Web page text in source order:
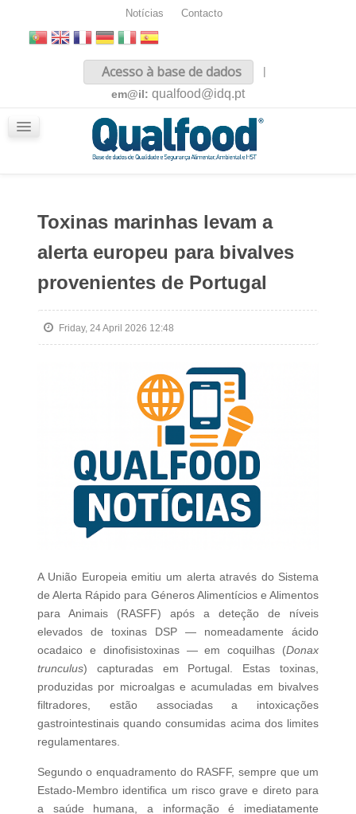
Notícias Contacto
Acesso à base de dados
|
em@il: qualfood@idq.pt
Toxinas marinhas levam a
alerta europeu para bivalves
provenientes de Portugal
Friday, 24 April 2026 12:48
A União Europeia emitiu um alerta através do Sistema
de Alerta Rápido para Géneros Alimentícios e Alimentos
para Animais (RASFF) após a deteção de níveis
elevados de toxinas DSP — nomeadamente ácido
ocadaico e dinofisistoxinas — em coquilhas (Donax
trunculus) capturadas em Portugal. Estas toxinas,
produzidas por microalgas e acumuladas em bivalves
filtradores, estão associadas a intoxicações
gastrointestinais quando consumidas acima dos limites
regulamentares.
Segundo o enquadramento do RASFF, sempre que um
Estado‑Membro identifica um risco grave e direto para
a saúde humana, a informação é imediatamente